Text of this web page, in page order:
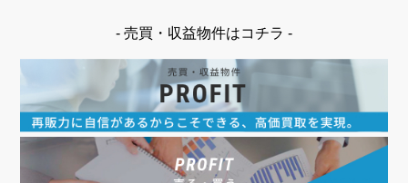
- 売買・収益物件はコチラ -